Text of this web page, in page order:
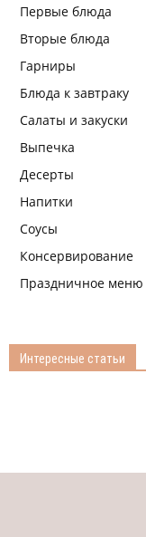
Первые блюда
Вторые блюда
Гарниры
Блюда к завтраку
Салаты и закуски
Выпечка
Десерты
Напитки
Соусы
Консервирование
Праздничное меню
Интересные статьи